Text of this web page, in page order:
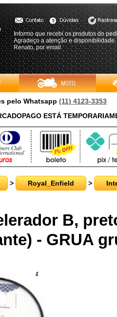
Informo que recebi os produtos do
Agradeço a atenção e disponibilidade.
Renato, por email
pelo Whatsapp (11) 4123-3353
ESTÁ
> Royal_Enfield >
B,
- GRUA